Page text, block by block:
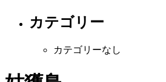
カテゴリー
カテゴリーなし